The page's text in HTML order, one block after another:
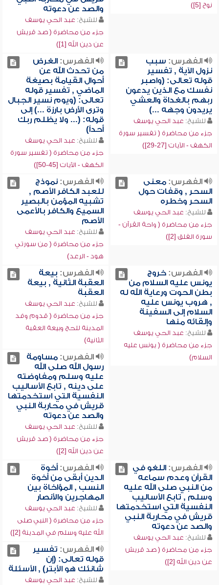
نوح [5])
والصد عن دعوته
للشيخ: عبد الحي يوسف
جزء من محاضرة ( صد قريش
عن دين الله [1])
الفهرس: سبب
نزول الآية , تفسير
قوله تعالى: (واصبر
نفسك مع الذين يدعون
ربهم بالغداة والعشي
يريدون وجهه ...)
للشيخ: عبد الحي يوسف
جزء من محاضرة ( تفسير سورة
الكهف - الآيات [27-29])
الفهرس:الغرض
من تحدث الله عن
أحوال القيامة بصيغة
الماضي , تفسير قوله
تعالى: (ويوم نسير الجبال
وترى الأرض بارزة ...) إلى
قوله: (... ولا يظلم ربك
أحداً)
للشيخ: عبد الحي يوسف
جزء من محاضرة ( تفسير سورة
الكهف - الآيات [45-50])
الفهرس:معنى
السحر , وقفات حول
السحر وخطره
للشيخ: عبد الحي يوسف
جزء من محاضرة ( واحة القرآن -
سورة الفلق [2])
الفهرس:نموذج
للعبد الكافر الأصم ,
تشبيه المؤمن بالبصير
السميع والكافر بالأعمى
الأصم
للشيخ: عبد الحي يوسف
جزء من محاضرة ( من سورتي
هود - الرعد)
الفهرس:خروج
يونس عليه السلام من
بطن الحوت ورعاية الله له
, هروب يونس عليه
السلام إلى السفينة
وإلقائه منها
للشيخ: عبد الحي يوسف
جزء من محاضرة ( يونس عليه
السلام)
الفهرس: بيعة
العقبة الثانية , بيعة
العقبة
للشيخ: عبد الحي يوسف
جزء من محاضرة ( قدوم وفد
المدينة للحج وبيعة العقبة
الثانية)
الفهرس:مساومة
رسول الله صلى الله
عليه وسلم ومفاوضته
على دينه , تابع الأساليب
النفسية التي استخدمتها
قريش في محاربة النبي
والصد عن دعوته
للشيخ: عبد الحي يوسف
جزء من محاضرة ( صد قريش
عن دين الله [2])
الفهرس:اللغو في
القرآن وعدم سماعه
من النبي صلى الله عليه
وسلم , تابع الأساليب
النفسية التي استخدمتها
قريش في محاربة النبي
والصد عن دعوته
للشيخ: عبد الحي يوسف
جزء من محاضرة ( صد قريش
عن دين الله [2])
الفهرس:أخوة
الدين أبقى من أخوة
النسب , المؤاخاة بين
المهاجرين والأنصار
للشيخ: عبد الحي يوسف
جزء من محاضرة ( النبي صلى
الله عليه وسلم في المدينة [2])
الفهرس: تفسير
قوله تعالى: (إن
شانئك هو الأبتر) , الأسئلة
للشيخ: عبد الحي يوسف